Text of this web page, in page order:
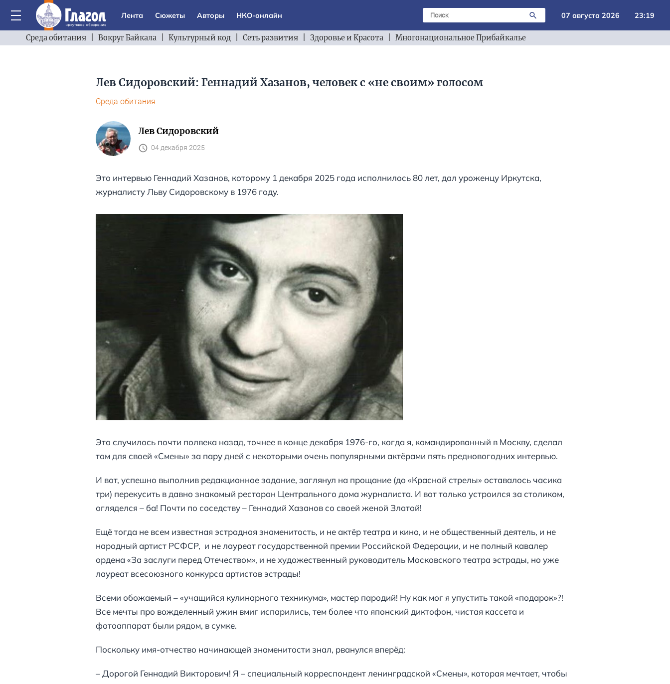
Лента Сюжеты Авторы НКО-онлайн 07 августа 2026 23:19
Среда обитания Вокруг Байкала Культурный код Сеть развития Здоровье и Красота Многонациональное Прибайкалье
Лев Сидоровский: Геннадий Хазанов, человек с «не своим» голосом
Среда обитания
Лев Сидоровский
04 декабря 2025
Это интервью Геннадий Хазанов, которому 1 декабря 2025 года исполнилось 80 лет, дал уроженцу Иркутска,
журналисту Льву Сидоровскому в 1976 году.
Это случилось почти полвека назад, точнее в конце декабря 1976-го, когда я, командированный в Москву, сделал
там для своей «Смены» за пару дней с некоторыми очень популярными актёрами пять предновогодних интервью.
И вот, успешно выполнив редакционное задание, заглянул на прощание (до «Красной стрелы» оставалось часика
три) перекусить в давно знакомый ресторан Центрального дома журналиста. И вот только устроился за столиком,
огляделся – ба! Почти по соседству – Геннадий Хазанов со своей женой Златой!
Ещё тогда не всем известная эстрадная знаменитость, и не актёр театра и кино, и не общественный деятель, и не
народный артист РСФСР, и не лауреат государственной премии Российской Федерации, и не полный кавалер
ордена «За заслуги перед Отечеством», и не художественный руководитель Московского театра эстрады, но уже
лауреат всесоюзного конкурса артистов эстрады!
Всеми обожаемый – «учащийся кулинарного техникума», мастер пародий! Ну как мог я упустить такой «подарок»?!
Все мечты про вожделенный ужин вмиг испарились, тем более что японский диктофон, чистая кассета и
фотоаппарат были рядом, в сумке.
Поскольку имя-отчество начинающей знаменитости знал, рванулся вперёд:
– Дорогой Геннадий Викторович! Я – специальный корреспондент ленинградской «Смены», которая мечтает, чтобы